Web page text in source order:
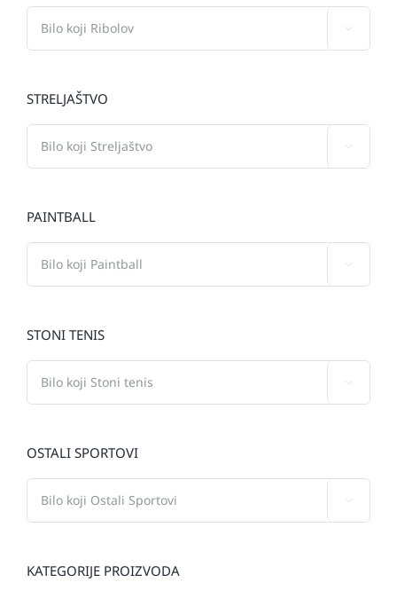
STRELJAŠTVO
PAINTBALL
STONI TENIS
OSTALI SPORTOVI
KATEGORIJE PROIZVODA